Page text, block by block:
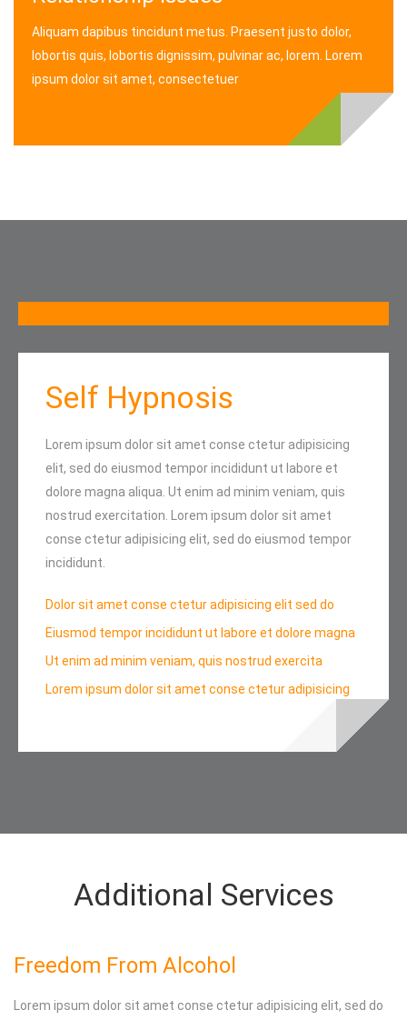
Aliquam dapibus tincidunt metus. Praesent justo dolor,
lobortis quis, lobortis dignissim, pulvinar ac, lorem. Lorem
ipsum dolor sit amet, consectetuer
Self Hypnosis
Lorem ipsum dolor sit amet conse ctetur adipisicing
elit, sed do eiusmod tempor incididunt ut labore et
dolore magna aliqua. Ut enim ad minim veniam, quis
nostrud exercitation. Lorem ipsum dolor sit amet
conse ctetur adipisicing elit, sed do eiusmod tempor
incididunt.
Dolor sit amet conse ctetur adipisicing elit sed do
Eiusmod tempor incididunt ut labore et dolore magna
Ut enim ad minim veniam, quis nostrud exercita
Lorem ipsum dolor sit amet conse ctetur adipisicing
Additional Services
Freedom From Alcohol
Lorem ipsum dolor sit amet conse ctetur adipisicing elit, sed do